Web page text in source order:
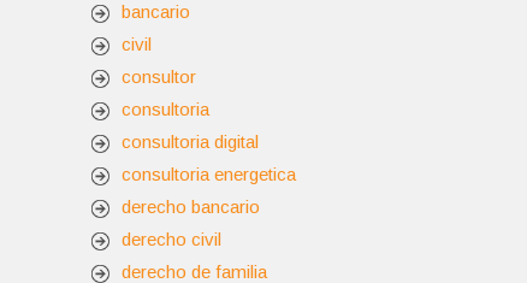
bancario
civil
consultor
consultoria
consultoria digital
consultoria energetica
derecho bancario
derecho civil
derecho de familia